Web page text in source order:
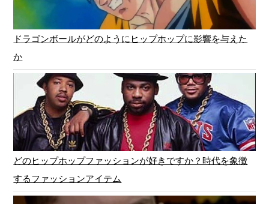
ドラゴンボールがどのようにヒップホップに影響を与えた
か
どのヒップホップファッションが好きですか？時代を象徴
するファッションアイテム